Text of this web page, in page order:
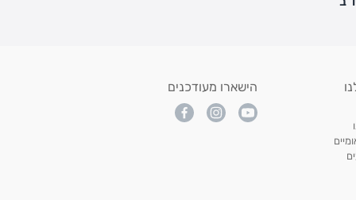
הישארו מעודכנים